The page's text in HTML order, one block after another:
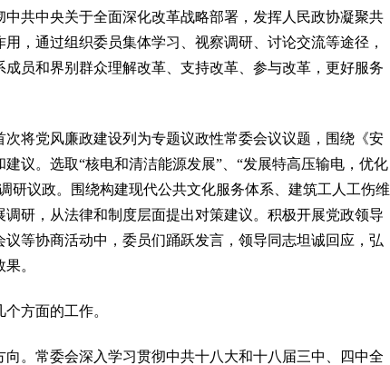
中央关于全面深化改革战略部署，发挥人民政协凝聚共
，通过组织委员集体学习、视察调研、讨论交流等途径，
员和界别群众理解改革、支持改革、参与改革，更好服务
党风廉政建设列为专题议政性常委会议议题，围绕《安
议。选取“核电和清洁能源发展”、“发展特高压输电，优化
研议政。围绕构建现代公共文化服务体系、建筑工人工伤维
研，从法律和制度层面提出对策建议。积极开展党政领导
等协商活动中，委员们踊跃发言，领导同志坦诚回应，弘
。
方面的工作。
常委会深入学习贯彻中共十八大和十八届三中、四中全